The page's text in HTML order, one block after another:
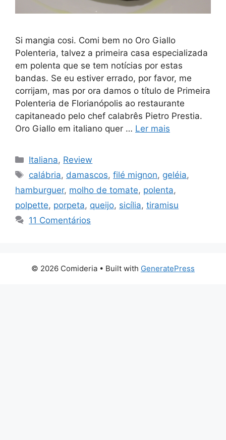
Si mangia cosi. Comi bem no Oro Giallo
Polenteria, talvez a primeira casa especializada
em polenta que se tem notícias por estas
bandas. Se eu estiver errado, por favor, me
corrijam, mas por ora damos o título de Primeira
Polenteria de Florianópolis ao restaurante
capitaneado pelo chef calabrês Pietro Prestia.
Oro Giallo em italiano quer … Ler mais
Categorias
Italiana, Review
Tags
calábria, damascos,filé mignon, geléia,
hamburguer, molho de tomate, polenta,
polpette, porpeta, queijo, sicília, tiramisu
11 Comentários
© 2026 Comideria • Built with GeneratePress